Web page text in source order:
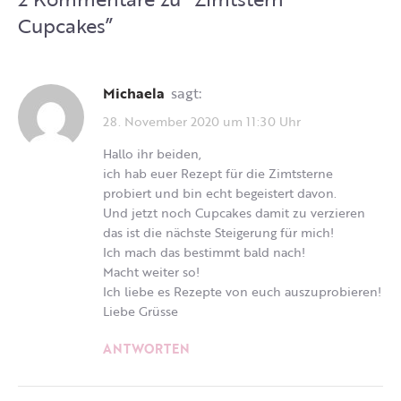
Cupcakes”
Michaela sagt:
28. November 2020 um 11:30 Uhr
Hallo ihr beiden,
ich hab euer Rezept für die Zimtsterne
probiert und bin echt begeistert davon.
Und jetzt noch Cupcakes damit zu verzieren
das ist die nächste Steigerung für mich!
Ich mach das bestimmt bald nach!
Macht weiter so!
Ich liebe es Rezepte von euch auszuprobieren!
Liebe Grüsse
ANTWORTEN